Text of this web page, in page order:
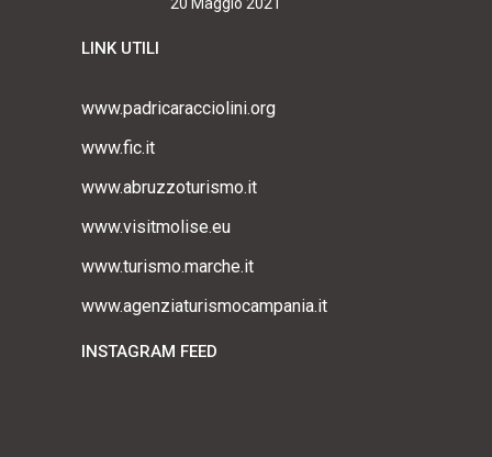
LINK UTILI
www.padricaracciolini.org
www.fic.it
www.abruzzoturismo.it
www.visitmolise.eu
www.turismo.marche.it
www.agenziaturismocampania.it
INSTAGRAM FEED